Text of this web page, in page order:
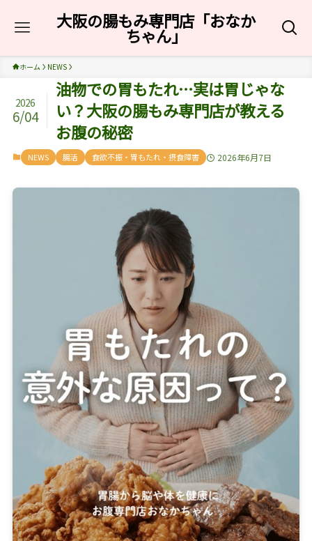
大阪の腸もみ専門店「おなか
ちゃん」
ホーム NEWS
油物での胃もたれ…実は胃じゃな
い？大阪の腸もみ専門店が教える
お腹の秘密
2026
6/04
NEWS 腸活 食欲不振・胃もたれ・摂食障害 2026年6月7日